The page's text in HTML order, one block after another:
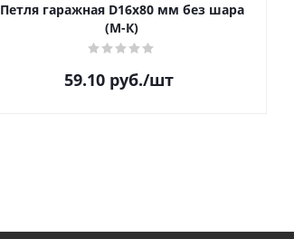
Петля гаражная D16х80 мм без шара
(М-К)
59.10руб./шт